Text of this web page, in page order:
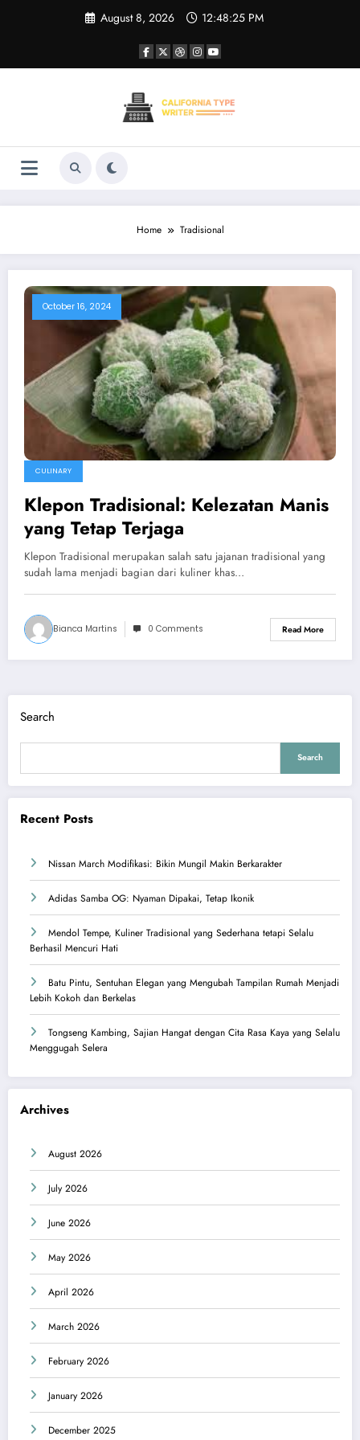
August 8, 2026 12:48:25 PM
Home Tradisional
October 16, 2024
CULINARY
Klepon Tradisional: Kelezatan Manis
yang Tetap Terjaga
Klepon Tradisional merupakan salah satu jajanan tradisional yang
sudah lama menjadi bagian dari kuliner khas…
Bianca Martins 0 Comments Read More
Search
Search
Recent Posts
Nissan March Modifikasi: Bikin Mungil Makin Berkarakter
Adidas Samba OG: Nyaman Dipakai, Tetap Ikonik
Mendol Tempe, Kuliner Tradisional yang Sederhana tetapi Selalu
Berhasil Mencuri Hati
Batu Pintu, Sentuhan Elegan yang Mengubah Tampilan Rumah Menjadi
Lebih Kokoh dan Berkelas
Tongseng Kambing, Sajian Hangat dengan Cita Rasa Kaya yang Selalu
Menggugah Selera
Archives
August 2026
July 2026
June 2026
May 2026
April 2026
March 2026
February 2026
January 2026
December 2025